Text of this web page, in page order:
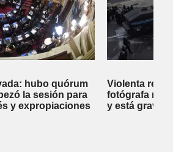
hubo quórum
la sesión para
y expropiaciones
Violenta
fotógrafa
y está